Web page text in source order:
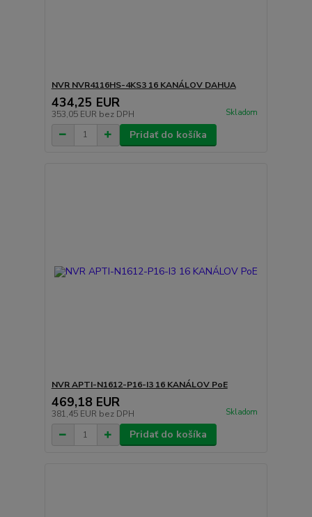
NVR NVR4116HS-4KS3 16 KANÁLOV DAHUA
434,25 EUR
353,05 EUR bez DPH Skladom
Pridať do košíka
NVR APTI-N1612-P16-I3 16 KANÁLOV PoE
469,18 EUR
381,45 EUR bez DPH Skladom
Pridať do košíka